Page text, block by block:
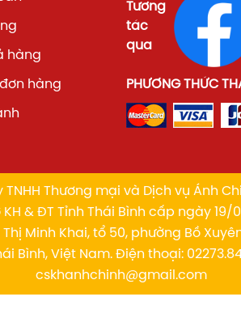
hàng
hàng
Tương
tác
qua
PHƯƠNG THỨC
TNHH Thương mại và Dịch vụ Ánh
KH & ĐT Tỉnh Thái Bình cấp ngày 19/
Minh Khai, tổ 50, phường Bồ
Bình, Việt Nam. Điện thoại:
cskhanhchinh@gmail.com